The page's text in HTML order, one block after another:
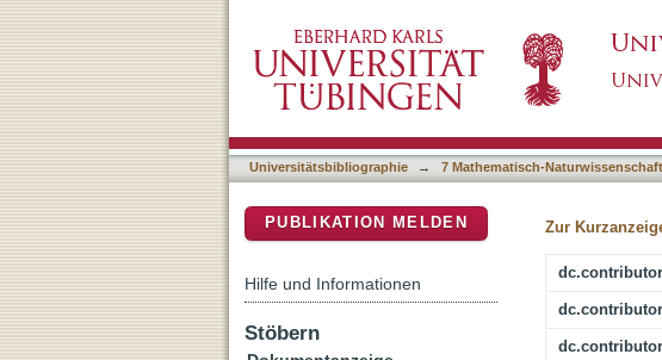
Discovery and Evaluation of
Inhibitors with Improved Metabolic
Universitätsbibliographie → 7 Mathematisch-
Zur
PUBLIKATION MELDEN
Hilfe und Informationen
Stöbern